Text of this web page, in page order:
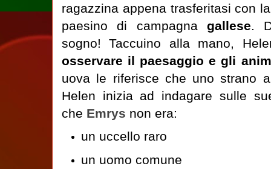
ragazzina appena trasferitasi con
paesino di campagna gallese .
sogno! Taccuino alla mano,
osservare il paesaggio e gli
uova le riferisce che uno strano
Helen inizia ad indagare sulle
che Emrys non era:
un uccello raro
un uomo comune